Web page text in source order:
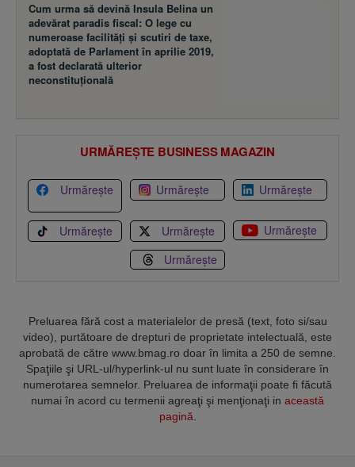
Cum urma să devină Insula Belina un
adevărat paradis fiscal: O lege cu
numeroase facilităţi şi scutiri de taxe,
adoptată de Parlament în aprilie 2019,
a fost declarată ulterior
neconstituţională
URMĂREȘTE BUSINESS MAGAZIN
Urmărește Urmărește Urmărește
Urmărește Urmărește
Urmărește
Urmărește
Preluarea fără cost a materialelor de presă (text, foto si/sau
video), purtătoare de drepturi de proprietate intelectuală, este
aprobată de către www.bmag.ro doar în limita a 250 de semne.
Spaţiile şi URL-ul/hyperlink-ul nu sunt luate în considerare în
numerotarea semnelor. Preluarea de informaţii poate fi făcută
numai în acord cu termenii agreaţi şi menţionaţi in această
pagină